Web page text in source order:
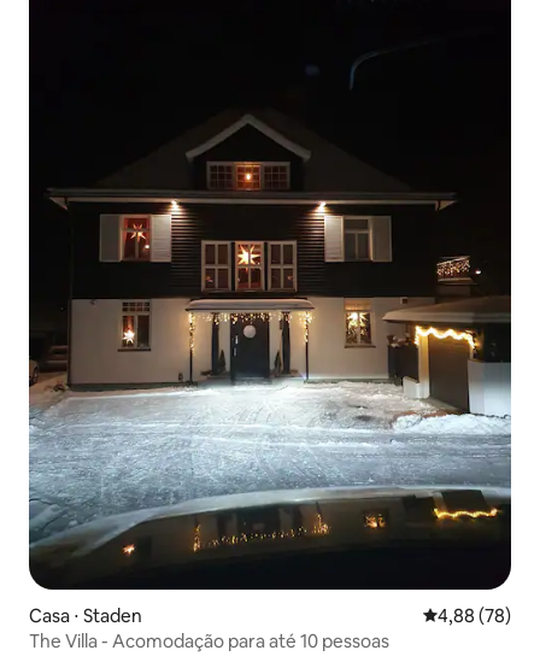
Casa ⋅ Staden 4,88 de uma
4,88 (78)
The Villa - Acomodação para até 10 pessoas